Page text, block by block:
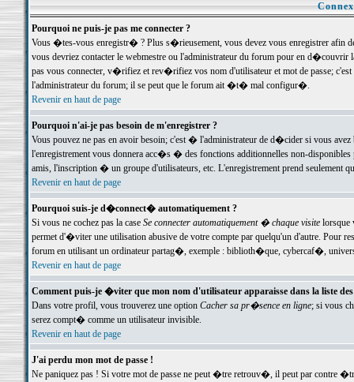
Pourquoi ne puis-je pas me connecter ?
Vous �tes-vous enregistr� ? Plus s�rieusement, vous devez vous enregistrer
vous devriez contacter le webmestre ou l'administrateur du forum pour en
pas vous connecter, v�rifiez et rev�rifiez vos nom d'utilisateur et mot de passe;
l'administrateur du forum; il se peut que le forum ait �t� mal configur�.
Revenir en haut de page
Pourquoi n'ai-je pas besoin de m'enregistrer ?
Vous pouvez ne pas en avoir besoin; c'est � l'administrateur de d�cider si vous
l'enregistrement vous donnera acc�s � des fonctions additionnelles non-
amis, l'inscription � un groupe d'utilisateurs, etc. L'enregistrement prend seulement
Revenir en haut de page
Pourquoi suis-je d�connect� automatiquement ?
Si vous ne cochez pas la case Se connecter automatiquement � chaque visitelorsque
permet d'�viter une utilisation abusive de votre compte par quelqu'un d'autre. Pour
forum en utilisant un ordinateur partag�, exemple : biblioth�que, cybercaf�,
Revenir en haut de page
Comment puis-je �viter que mon nom d'utilisateur apparaisse dans la liste
Dans votre profil, vous trouverez une option Cacher sa pr�sence en ligne; si vous
serez compt� comme un utilisateur invisible.
Revenir en haut de page
J'ai perdu mon mot de passe !
Ne paniquez pas ! Si votre mot de passe ne peut �tre retrouv�, il peut par contre